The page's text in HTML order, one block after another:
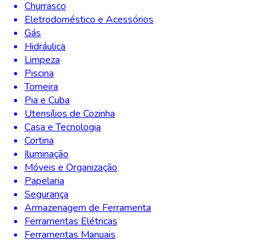
Churrasco
Eletrodoméstico e Acessórios
Gás
Hidráulica
Limpeza
Piscina
Torneira
Pia e Cuba
Utensílios de Cozinha
Casa e Tecnologia
Cortina
Iluminação
Móveis e Organização
Papelaria
Segurança
Armazenagem de Ferramenta
Ferramentas Elétricas
Ferramentas Manuais